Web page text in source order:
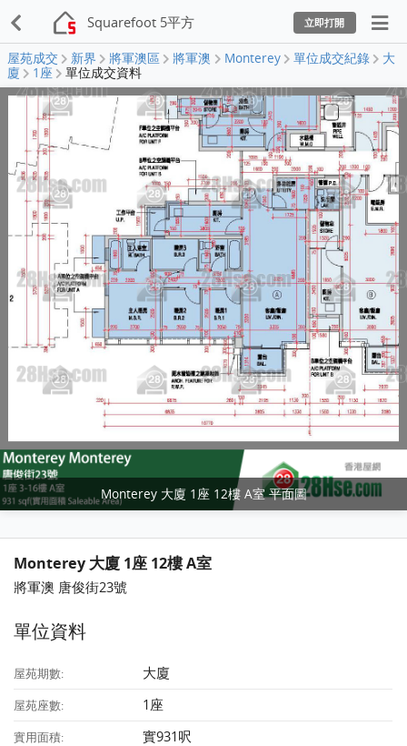
Squarefoot 5平方 立即打開
屋苑成交 新界 將軍澳區 將軍澳 Monterey 單位成交紀錄
大
廈
1座 單位成交資料
Monterey 大廈 1座 12樓 A室 平面圖
Monterey 大廈 1座 12樓 A室
將軍澳 唐俊街23號
單位資料
屋苑期數: 大廈
屋苑座數: 1座
實用面積: 實931呎